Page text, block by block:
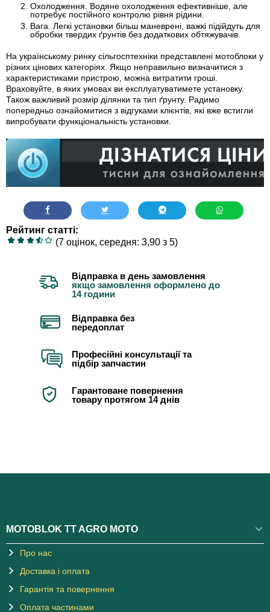
Охолодження.
Водяне охолодження ефективніше, але
потребує постійного контролю рівня рідини.
Вага. Легкі установки більш маневрені, важкі підійдуть для
обробки твердих ґрунтів без додаткових обтяжувачів.
На українському ринку сільгосптехніки представлені мотоблоки у
різних цінових категоріях. Якщо неправильно визначитися з
характеристиками пристрою, можна витратити гроші.
Враховуйте, в яких умовах ви експлуатуватимете установку.
Також важливий розмір ділянки та тип ґрунту. Радимо
попередньо ознайомитися з відгуками клієнтів, які вже встигли
випробувати функціональність установки.
Рейтинг статті:
(7 оцінок, середня: 3,90 з 5)
Відправка в день замовлення
якщо замовлення оформлено до
14 години
Відправка без
передоплат
Професійні консультації та
підбір запчастин
Гарантоване повернення
товару протягом 14 днів
MOTOBLOK TT AGRO MOTO
Про нас
Доставка і оплата
Гарантія та повернення
Оплата частинами